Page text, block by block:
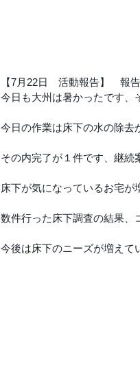
【7月22日　活動報告】　報
今日も大州は暑かったです、
今日の作業は床下の水の除去
その内完了が１件です、継続
床下が気になっているお宅が
数件行った床下調査の結果、
今後は床下のニーズが増えて